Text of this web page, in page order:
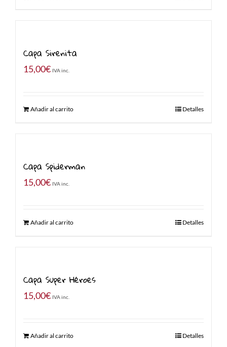
Capa Sirenita
15,00€ IVA inc.
Añadir al carrito Detalles
Capa Spiderman
15,00€ IVA inc.
Añadir al carrito Detalles
Capa Super Héroes
15,00€ IVA inc.
Añadir al carrito Detalles